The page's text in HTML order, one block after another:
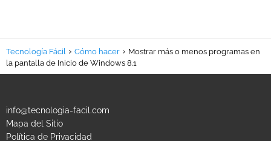
Tecnología Fácil Cómo hacer
Mostrar más o menos programas en
la pantalla de Inicio de Windows 8.1
info@tecnologia-facil.com
Mapa del Sitio
Política de Privacidad